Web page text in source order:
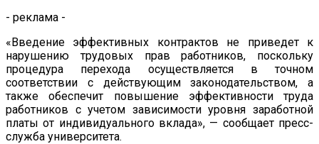
- реклама -
«Введение эффективных контрактов не приведет к
нарушению трудовых прав работников, поскольку
процедура перехода осуществляется в точном
соответствии с действующим законодательством, а
также обеспечит повышение эффективности труда
работников с учетом зависимости уровня заработной
платы от индивидуального вклада», — сообщает пресс-
служба университета.